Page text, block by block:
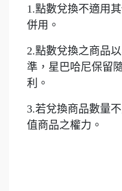
1.點數兌換不適用
併用。
2.點數兌換之商品
準，星巴哈尼保留
利。
3.若兌換商品數量
值商品之權力。